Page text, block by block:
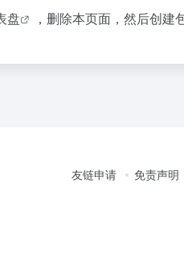
盘 ，删除本页面，然后创建
友链申请 免责声明